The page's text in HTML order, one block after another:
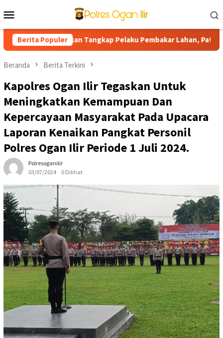
ke
Mobile
Berita Populer
Tegaskan Tangkap Pelaku Pembakar Lahan, Patroli Hunting
Beranda Berita Terkini
Kapolres Ogan Ilir Tegaskan Untuk
Meningkatkan Kemampuan Dan
Kepercayaan Masyarakat Pada Upacara
Laporan Kenaikan Pangkat Personil
Polres Ogan Ilir Periode 1 Juli 2024.
Polresoganilir
03/07/2024
0 Dilihat